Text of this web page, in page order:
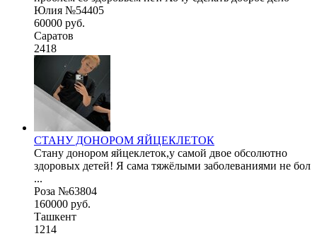
Юлия №54405
60000 руб.
Саратов
2418
СТАНУ ДОНОРОМ ЯЙЦЕКЛЕТОК
Стану донором яйцеклеток,у самой двое обсолютно
здоровых детей! Я сама тяжёлыми заболеваниями не бол
...
Роза №63804
160000 руб.
Ташкент
1214